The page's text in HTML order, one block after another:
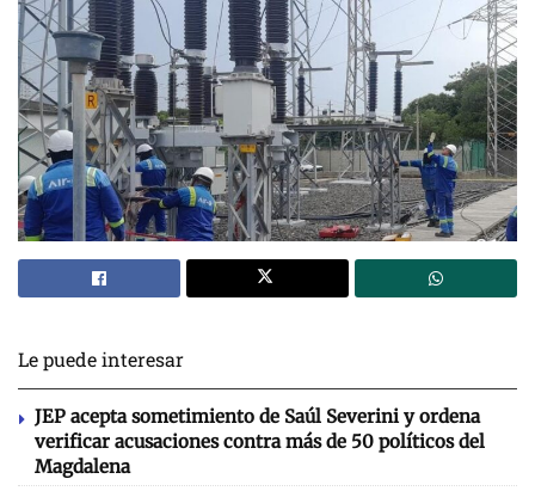
Le puede interesar
JEP acepta sometimiento de Saúl Severini y ordena
verificar acusaciones contra más de 50 políticos del
Magdalena